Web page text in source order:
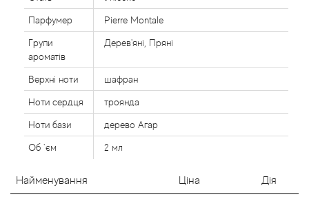
Парфумер Pierre Montale
Групи
ароматів
Дерев'яні, Пряні
Верхні ноти шафран
Ноти сердця троянда
Ноти бази дерево Агар
Об `єм 2 мл
Найменування Ціна Дія
Afnan
Agatha Ruiz de la Prada
Agent Provocateur
Agonist
Aigner